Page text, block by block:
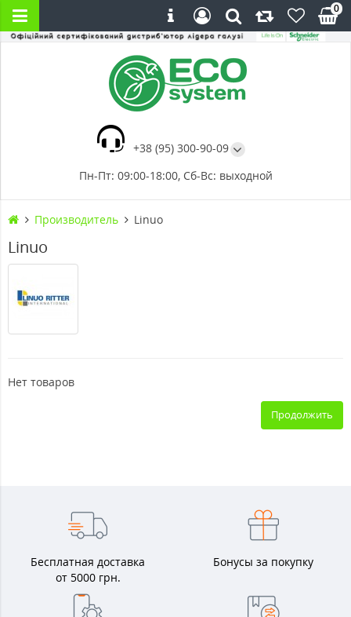
+38 (95) 300-90-09
Пн-Пт: 09:00-18:00, Сб-Вс: выходной
0
Производитель Linuo
Linuo
Нет товаров
Продолжить
Бесплатная доставка
от 5000 грн.
Бонусы за покупку